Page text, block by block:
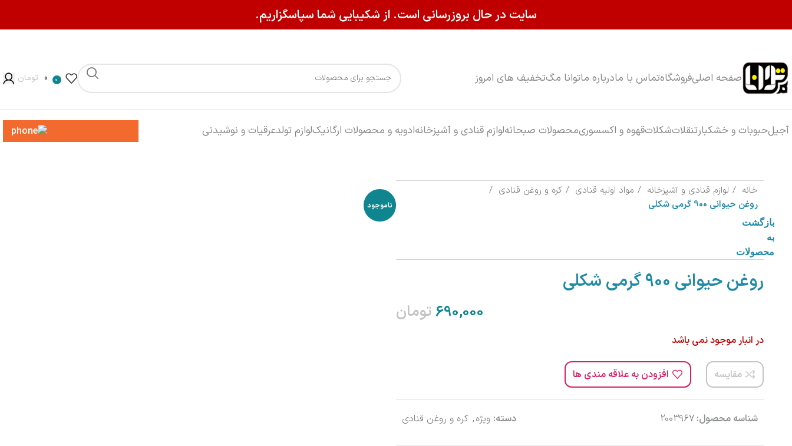
صفحه اصلیفروشگاهتماس با مادرباره ماتوانا مگتخفیف های امروز 0
0 تومان
آجیلحبوبات و خشکبارتنقلاتشکلاتقهوه و اکسسوریمحصولات صبحانهلوازم قنادی و آشپزخانهادویه و محصولات ارگانیکلوازم تولدعرقیات و نوشیدنی
ناموجود
خانه لوازم قنادی و آشپزخانه مواد اولیه قنادی
کره و روغن قنادی
روغن حیوانی 900 گرمی شکلی
بازگشت
به
محصولات
روغن حیوانی 900 گرمی شکلی
تومان
در انبار موجود نمی باشد
مقایسه افزودن به علاقه مندی ها
شناسه محصول: 2003967 دسته: ویژه, کره و روغن قنادی
سایت در حال بروزرسانی است. از شکیبایی شما سپاسگزاریم.